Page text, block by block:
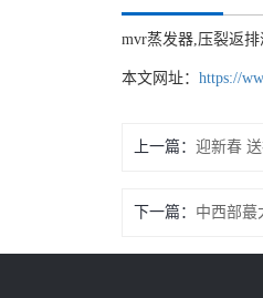
mvr蒸发器,压裂返
本文网址： https://
上一篇： 迎新春
下一篇： 中西部蕞